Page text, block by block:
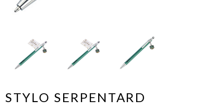
STYLO SERPENTARD